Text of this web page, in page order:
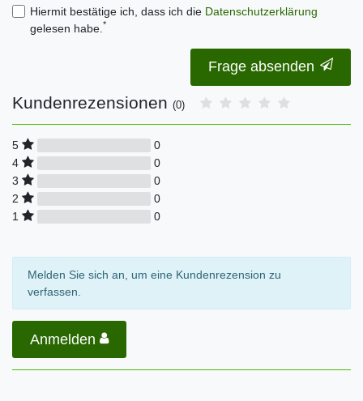
Hiermit bestätige ich, dass ich die Daten­schutz­erklärung
gelesen habe. *
Frage absenden
Kundenrezensionen (0)
5
0
4
0
3
0
2
0
1
0
Melden Sie sich an, um eine Kundenrezension zu
verfassen.
Anmelden